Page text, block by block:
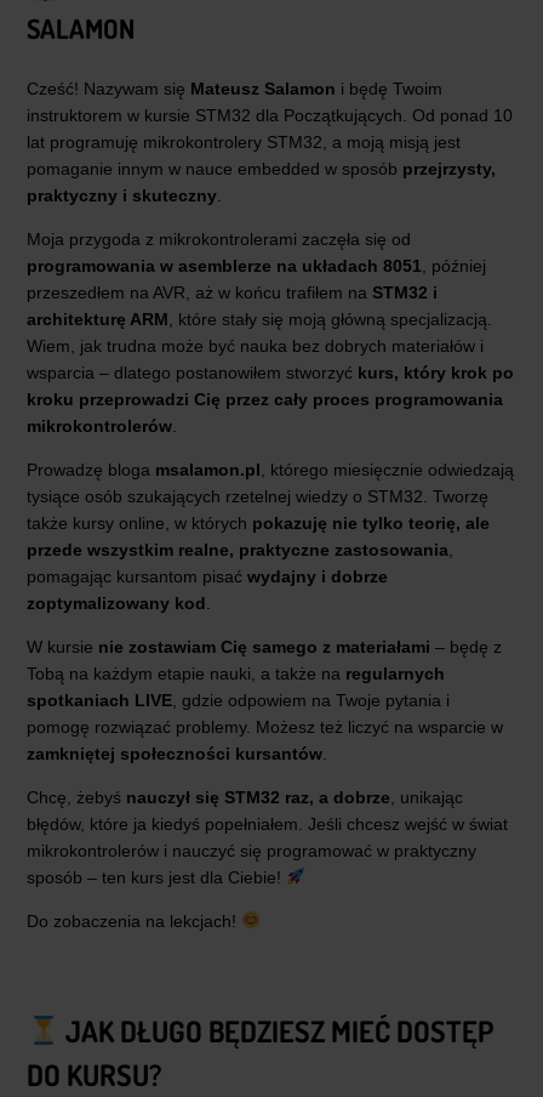
SALAMON
Cześć! Nazywam się Mateusz Salamon i będę Twoim
instruktorem w kursie STM32 dla Początkujących. Od ponad 10
lat programuję mikrokontrolery STM32, a moją misją jest
pomaganie innym w nauce embedded w sposób przejrzysty,
praktyczny i skuteczny
Moja przygoda z mikrokontrolerami zaczęła się od
programowania w asemblerze na układach 8051 , później
przeszedłem na AVR, aż w końcu trafiłem na STM32 i
architekturę ARM , które stały się moją główną specjalizacją.
Wiem, jak trudna może być nauka bez dobrych materiałów i
wsparcia – dlatego postanowiłem stworzyć kurs, który krok po
kroku przeprowadzi Cię przez cały proces programowania
mikrokontrolerów
Prowadzę bloga msalamon.pl , którego miesięcznie odwiedzają
tysiące osób szukających rzetelnej wiedzy o STM32. Tworzę
także kursy online, w których pokazuję nie tylko teorię, ale
przede wszystkim realne, praktyczne zastosowania
pomagając kursantom pisać wydajny i dobrze
zoptymalizowany kod
W kursie nie zostawiam Cię samego z materiałami – będę z
Tobą na każdym etapie nauki, a także na regularnych
spotkaniach LIVE , gdzie odpowiem na Twoje pytania i
pomogę rozwiązać problemy. Możesz też liczyć na wsparcie w
zamkniętej społeczności kursantów
Chcę, żebyś nauczył się STM32 raz, a dobrze , unikając
błędów, które ja kiedyś popełniałem. Jeśli chcesz wejść w świat
mikrokontrolerów i nauczyć się programować w praktyczny
sposób – ten kurs jest dla Ciebie!
Do zobaczenia na lekcjach!
JAK DŁUGO BĘDZIESZ MIEĆ DOSTĘP
DO KURSU?